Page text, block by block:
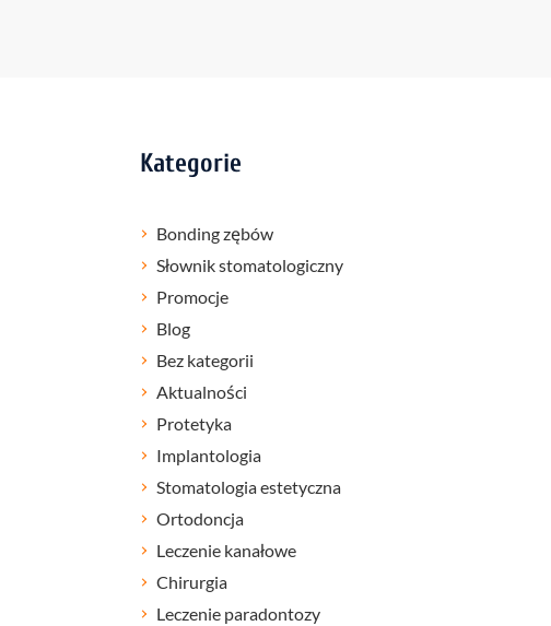
Kategorie
Bonding zębów
Słownik stomatologiczny
Promocje
Blog
Bez kategorii
Aktualności
Protetyka
Implantologia
Stomatologia estetyczna
Ortodoncja
Leczenie kanałowe
Chirurgia
Leczenie paradontozy